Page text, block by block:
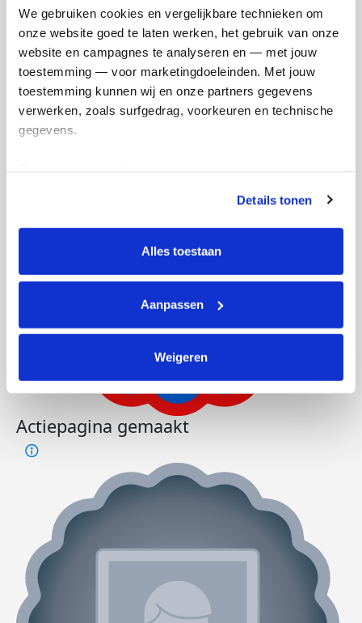
We gebruiken cookies en vergelijkbare technieken om
onze website goed te laten werken, het gebruik van onze
website en campagnes te analyseren en — met jouw
toestemming — voor marketingdoeleinden. Met jouw
toestemming kunnen wij en onze partners gegevens
verwerken, zoals surfgedrag, voorkeuren en technische
gegevens.
tonen. Je kunt je toestemming op elk moment wijzigen of
intrekken via Cookie instellingen onderaan de pagina. De
lijst met cookies is te vinden in het tabblad “details”.
Details tonen
Alles toestaan
Aanpassen
Weigeren
Martine's badges
Actiepagina gemaakt